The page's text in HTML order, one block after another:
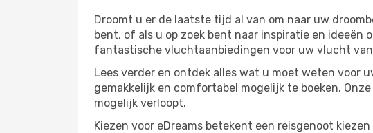
Droomt u er de laatste tijd al van om naar uw
bent, of als u op zoek bent naar inspiratie en ideeën
fantastische vluchtaanbiedingen voor uw vlucht van
Lees verder en ontdek alles wat u moet weten voor
gemakkelijk en comfortabel mogelijk te boeken.
mogelijk verloopt.
Kiezen voor eDreams betekent een reisgenoot